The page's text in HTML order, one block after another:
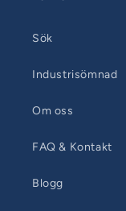
Sök
Industrisömnad
Om oss
FAQ & Kontakt
Blogg